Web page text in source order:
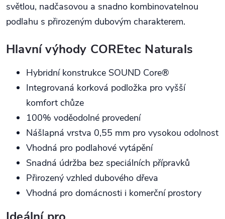
světlou, nadčasovou a snadno kombinovatelnou
podlahu s přirozeným dubovým charakterem.
Hlavní výhody COREtec Naturals
Hybridní konstrukce SOUND Core®
Integrovaná korková podložka pro vyšší
komfort chůze
100% voděodolné provedení
Nášlapná vrstva 0,55 mm pro vysokou odolnost
Vhodná pro podlahové vytápění
Snadná údržba bez speciálních přípravků
Přirozený vzhled dubového dřeva
Vhodná pro domácnosti i komerční prostory